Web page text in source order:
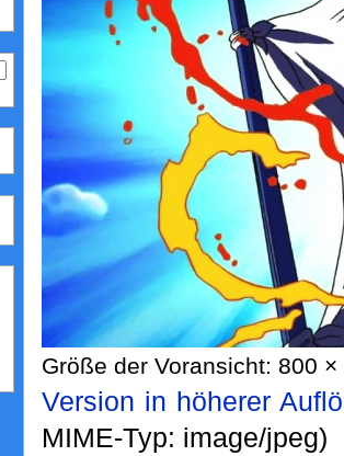
Größe der Voransicht: 800
Version in höherer
MIME-Typ: image/jpeg)